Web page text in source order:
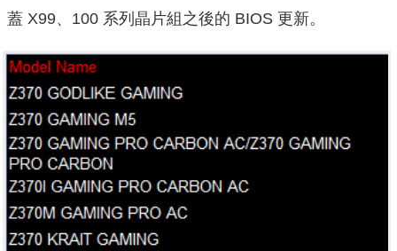
蓋 X99、100 系列晶片組之後的 BIOS 更新。